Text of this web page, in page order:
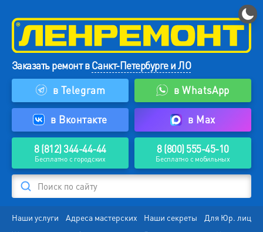
Заказать ремонт вСанкт-Петербурге и ЛО
в Telegram
в WhatsApp
в Вконтакте в Max
8 (812) 344-44-44
Бесплатно с городских
8 (800) 555-45-10
Бесплатно с мобильных
Поиск по сайту
Наши услуги Адреса мастерских Наши секреты
Для Юр. лиц